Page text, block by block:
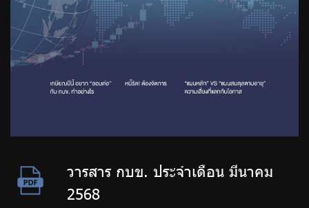
วารสาร กบข. ประจำเดือน มีนาคม
2568